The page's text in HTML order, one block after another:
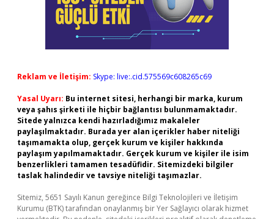
Reklam ve İletişim: Skype: live:.cid.575569c608265c69
Yasal Uyarı: Bu internet sitesi, herhangi bir marka, kurum
veya şahıs şirketi ile hiçbir bağlantısı bulunmamaktadır.
Sitede yalnızca kendi hazırladığımız makaleler
paylaşılmaktadır. Burada yer alan içerikler haber niteliği
taşımamakta olup, gerçek kurum ve kişiler hakkında
paylaşım yapılmamaktadır. Gerçek kurum ve kişiler ile isim
benzerlikleri tamamen tesadüfidir. Sitemizdeki bilgiler
taslak halindedir ve tavsiye niteliği taşımazlar.
Sitemiz, 5651 Sayılı Kanun gereğince Bilgi Teknolojileri ve İletişim
Kurumu (BTK) tarafından onaylanmış bir Yer Sağlayıcı olarak hizmet